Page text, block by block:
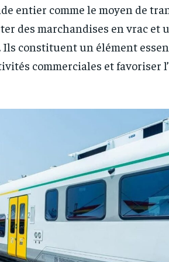
1-YEAR
/ year
and you get access to exclusive
and articles for a whole year.
By
every
opt
1-YEAR
/ year
and you get access to exclusive
and articles for a whole year.
By
every
opt
entier comme le moyen de
des marchandises en vrac et
Ils constituent un élément
commerciales et favoriser